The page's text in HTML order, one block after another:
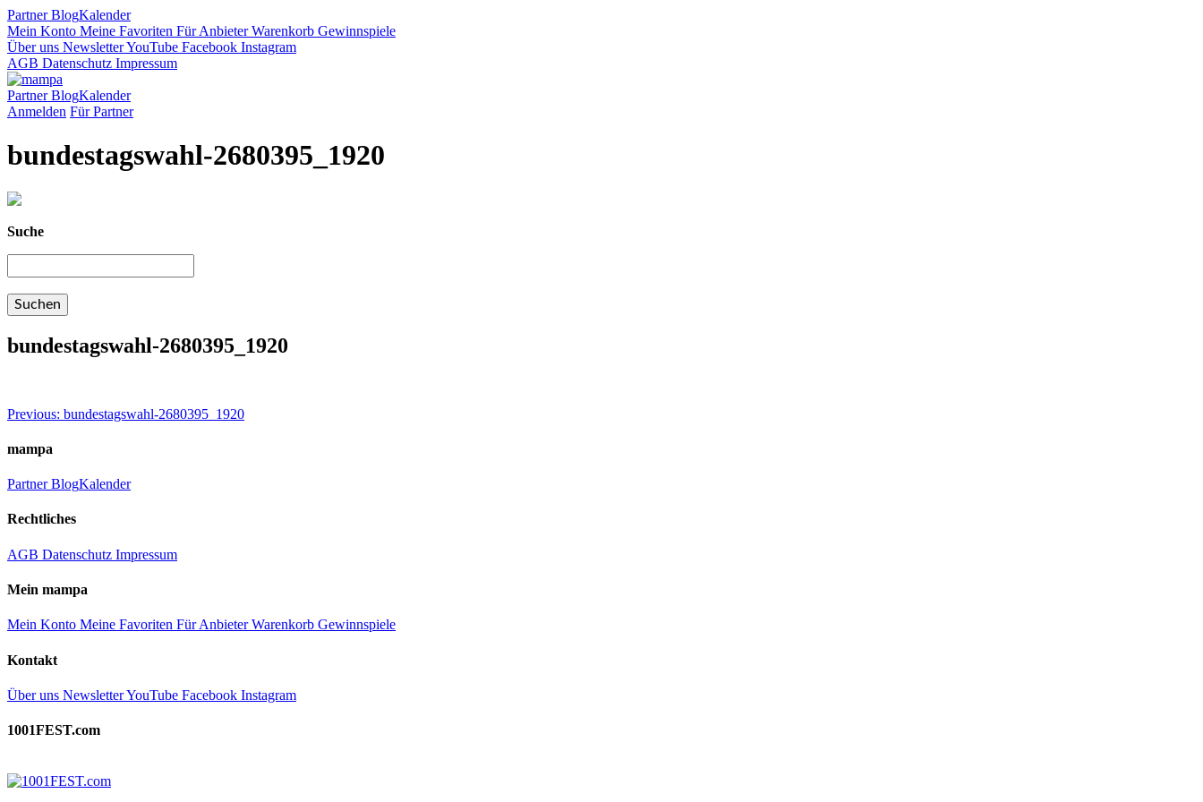
PartnerBlogKalender
Mein Konto Meine Favoriten Für AnbieterWarenkorb Gewinnspiele
Über uns NewsletterYouTube Facebook Instagram
AGB Datenschutz Impressum
PartnerBlogKalender
Anmelden Für Partner
bundestagswahl-2680395_1920
Suche
bundestagswahl-2680395_1920
Beitragsnavigation
Previous: bundestagswahl-2680395_1920
mampa
PartnerBlogKalender
Rechtliches
AGB Datenschutz Impressum
Mein mampa
Mein Konto Meine Favoriten Für AnbieterWarenkorb Gewinnspiele
Kontakt
Über uns NewsletterYouTube Facebook Instagram
1001FEST.com